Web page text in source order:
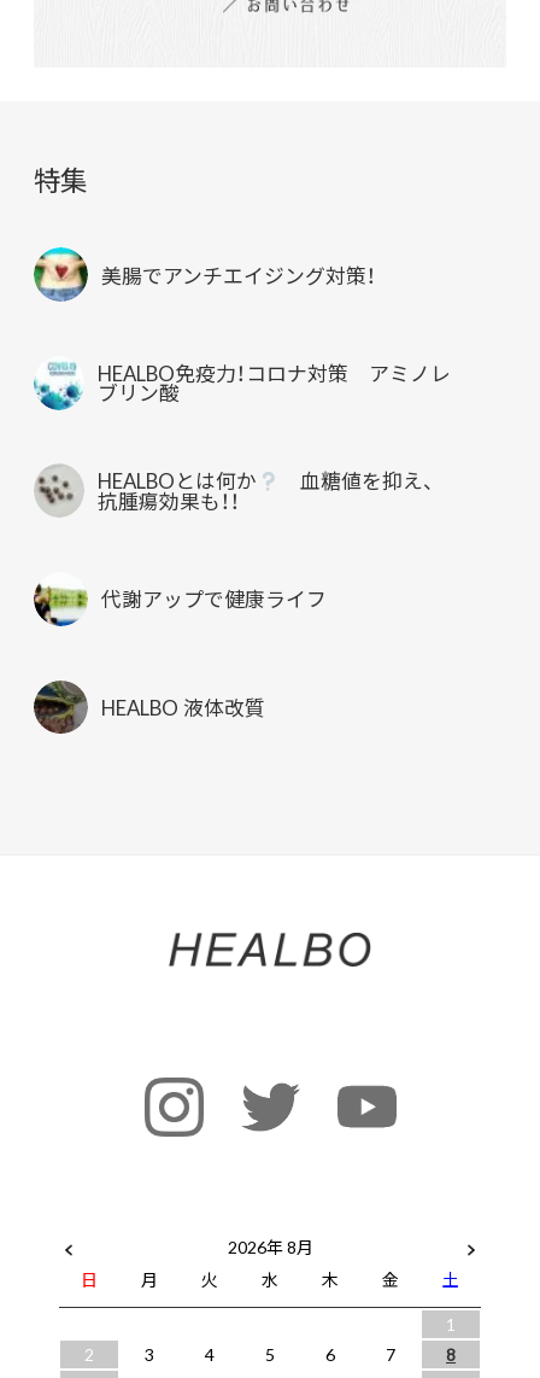
特集
美腸でアンチエイジング対策！
HEALBO免疫力！コロナ対策 アミノレ
ブリン酸
HEALBOとは何か 血糖値を抑え、
抗腫瘍効果も！！
代謝アップで健康ライフ
HEALBO 液体改質
2026年 8月
日
月 火 水 木 金
土
1
2
3 4 5 6 7
8